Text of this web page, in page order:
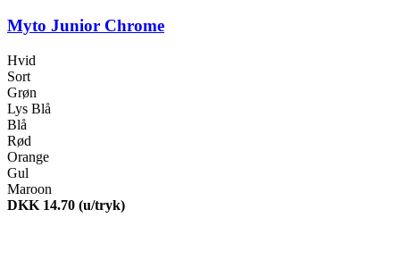
Myto Junior Chrome
Hvid
Sort
Grøn
Lys Blå
Blå
Rød
Orange
Gul
Maroon
DKK 14.70 (u/tryk)